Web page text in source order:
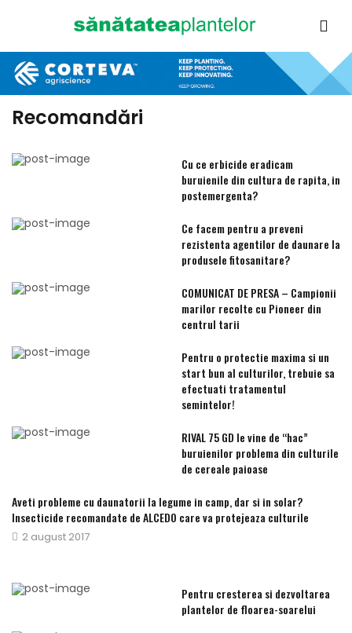
Recomandări
Cu ce erbicide eradicam
buruienile din cultura de rapita, in
postemergenta?
Ce facem pentru a preveni
rezistenta agentilor de daunare la
produsele fitosanitare?
COMUNICAT DE PRESA – Campionii
marilor recolte cu Pioneer din
centrul tarii
Pentru o protectie maxima si un
start bun al culturilor, trebuie sa
efectuati tratamentul
semintelor!
RIVAL 75 GD le vine de “hac”
buruienilor problema din culturile
de cereale paioase
Aveti probleme cu daunatorii la legume in camp, dar si in solar?
Insecticide recomandate de ALCEDO care va protejeaza culturile
Publicat
2 august 2017
Pentru cresterea si dezvoltarea
plantelor de floarea-soarelui